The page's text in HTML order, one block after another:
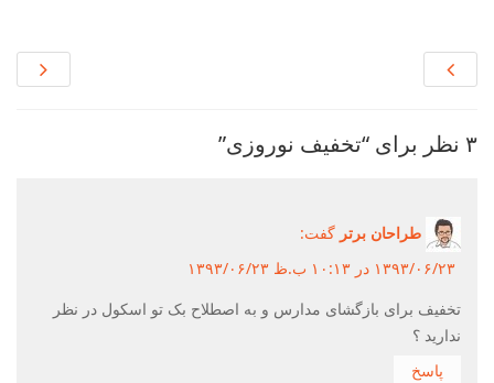
۳ نظر برای “تخفیف نوروزی”
طراحان برتر گفت:
۱۳۹۳/۰۶/۲۳ در ۱۰:۱۳ ب.ظ ۱۳۹۳/۰۶/۲۳
تخفیف برای بازگشای مدارس و به اصطلاح بک تو اسکول در نظر
ندارید ؟
پاسخ